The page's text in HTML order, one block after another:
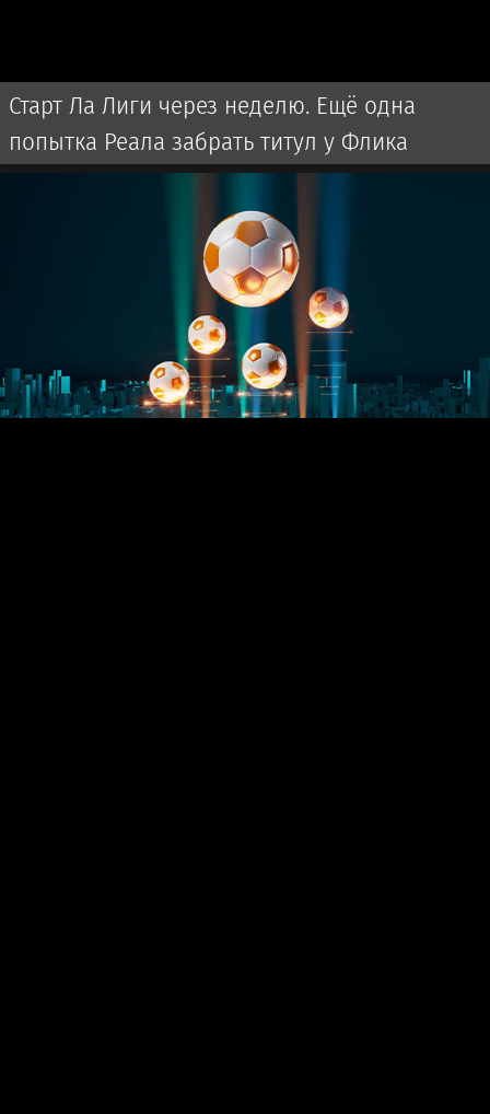
Старт Ла Лиги через неделю. Ещё одна
попытка Реала забрать титул у Флика